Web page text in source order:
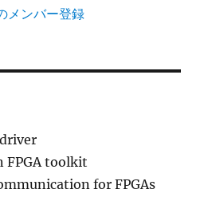
メンバー登録
FPGA toolkit
for FPGAs